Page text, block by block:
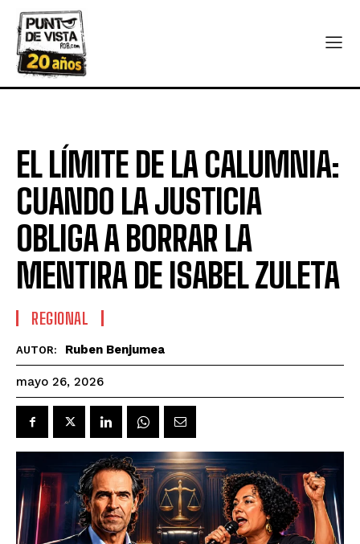
EL LÍMITE DE LA CALUMNIA:
CUANDO LA JUSTICIA
OBLIGA A BORRAR LA
MENTIRA DE ISABEL ZULETA
REGIONAL
AUTOR: Ruben Benjumea
mayo 26, 2026